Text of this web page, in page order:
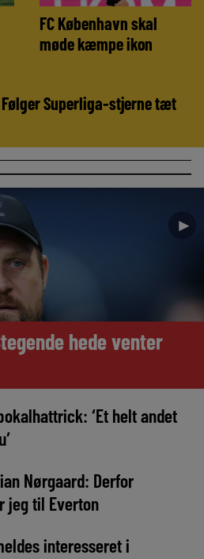
FC København skal
møde kæmpe ikon
Følger Superliga-stjerne tæt
►
hede venter
‘Et helt andet
Nørgaard: Derfor
jeg til Everton
interesseret i